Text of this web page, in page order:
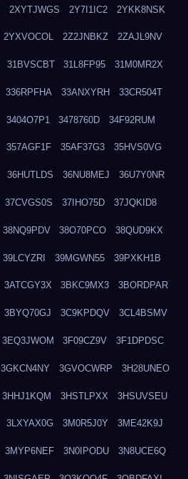
2XYTJWGS 2Y7I1IC2 2YKK8NSK
2YXVOCOL 2Z2JNBKZ 2ZAJL9NV
31BVSCBT 31L8FP95 31M0MR2X
336RPFHA 33ANXYRH 33CR504T
3404O7P1 3478760D 34F92RUM
357AGF1F 35AF37G3 35HVS0VG
36HUTLDS 36NU8MEJ 36U7Y0NR
37CVGS0S 37IHO75D 37JQKID8
38NQ9PDV 38O70PCO 38QUD9KX
39LCYZRI 39MGWN55 39PXKH1B
3ATCGY3X 3BKC9MX3 3BORDPAR
3BYQ70GJ 3C9KPDQV 3CL4BSMV
3EQ3JWOM 3F09CZ9V 3F1DPDSC
3GKCN4NY 3GVOCWRP 3H28UNEO
3HHJ1KQM 3HSTLPXX 3HSUVSEU
3LXYAX0G 3M0R5J0Y 3ME42K9J
3MYP6NEF 3N0IPODU 3N8UCE6Q